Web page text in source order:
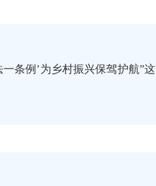
条例’为乡村振兴保驾护航”这